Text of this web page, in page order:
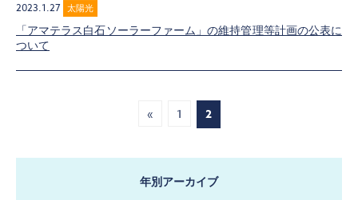
2023.1.27 太陽光
「アマテラス白石ソーラーファーム」の維持管理等計画の公表に
ついて
« 1 2
年別アーカイブ